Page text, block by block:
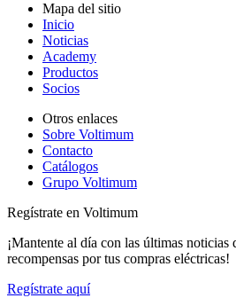
Mapa del sitio
Inicio
Noticias
Academy
Productos
Socios
Otros enlaces
Sobre Voltimum
Contacto
Catálogos
Grupo Voltimum
Regístrate en Voltimum
¡Mantente al día con las últimas noticias
recompensas por tus compras eléctricas!
Regístrate aquí